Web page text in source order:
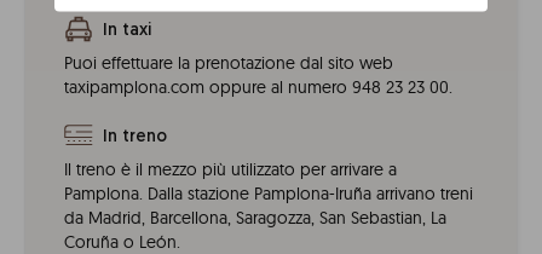
In taxi
Puoi effettuare la prenotazione dal sito web
taxipamplona.com oppure al numero 948 23 23 00.
In treno
Il treno è il mezzo più utilizzato per arrivare a
Pamplona. Dalla stazione Pamplona-Iruña arrivano treni
da Madrid, Barcellona, Saragozza, San Sebastian, La
Coruña o León.